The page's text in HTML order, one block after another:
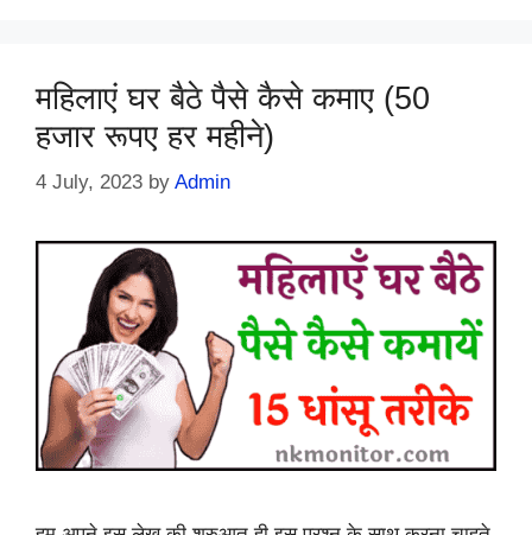
महिलाएं घर बैठे पैसे कैसे कमाए (50
हजार रूपए हर महीने)
4 July, 2023 by Admin